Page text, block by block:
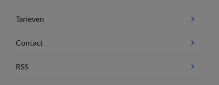
Tarieven
Contact
RSS